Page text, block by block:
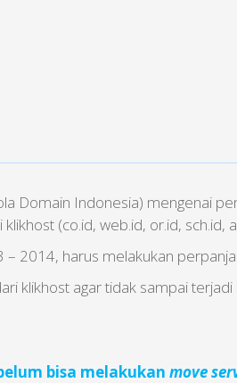
Domain Indonesia) mengenai
(co.id, web.id, or.id, sch.id,
2014, harus melakukan
klikhost agar tidak sampai
bisa melakukan move